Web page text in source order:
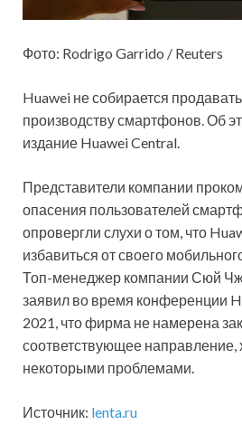
Фото: Rodrigo Garrido / Reuters
Huawei не собирается
производству смартфонов. Об
издание Huawei Central.
Представители компании
опасения пользователей
опровергли слухи о том, что
избавиться от своего
Топ-менеджер компании Сюй
заявил во время конференции
2021, что фирма не намерена
соответствующее направление,
некоторыми проблемами.
Источник: lenta.ru